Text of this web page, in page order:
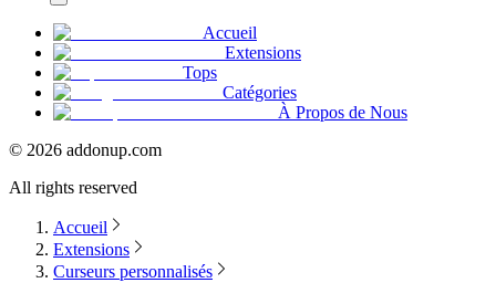
Accueil
Extensions
Tops
Catégories
À Propos de Nous
© 2026 addonup.com
All rights reserved
Accueil
Extensions
Curseurs personnalisés